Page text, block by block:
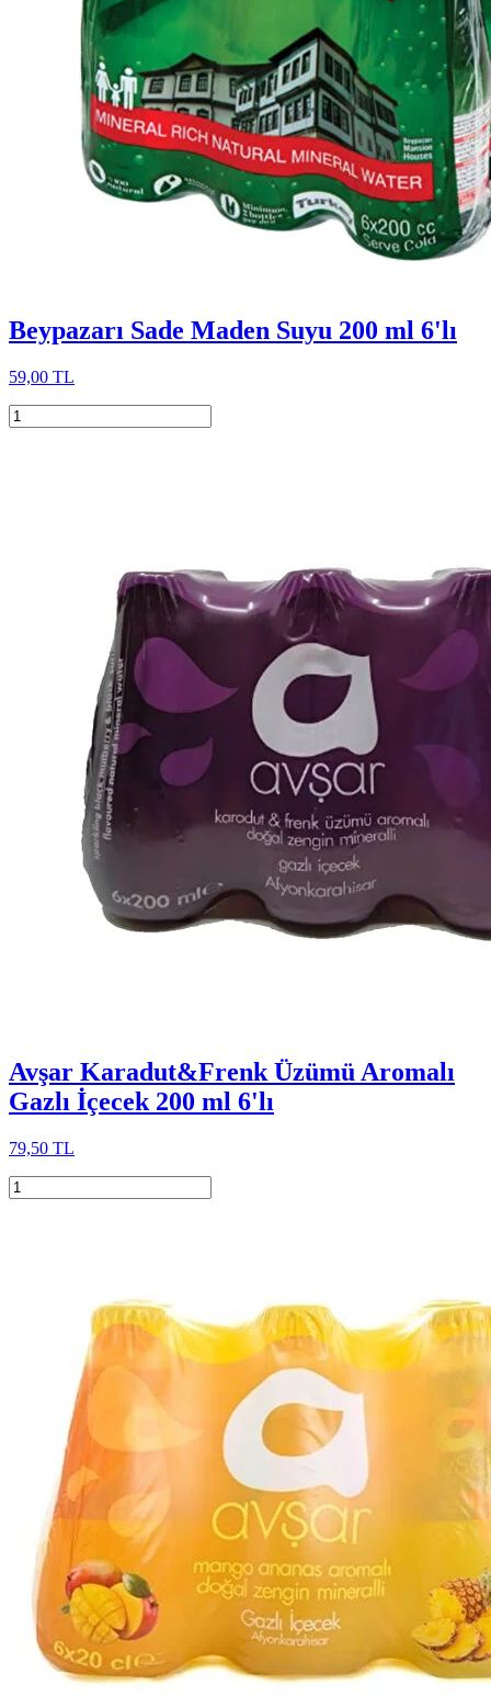
Beypazarı Sade Maden Suyu 200 ml 6'lı
59,00 TL
Avşar Karadut&Frenk Üzümü Aromalı
Gazlı İçecek 200 ml 6'lı
79,50 TL